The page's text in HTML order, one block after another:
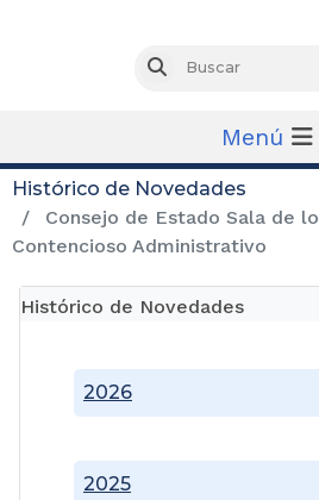
Buscar
Menú
Histórico de Novedades
Consejo de Estado Sala de lo
Contencioso Administrativo
Histórico de Novedades
2025
2026